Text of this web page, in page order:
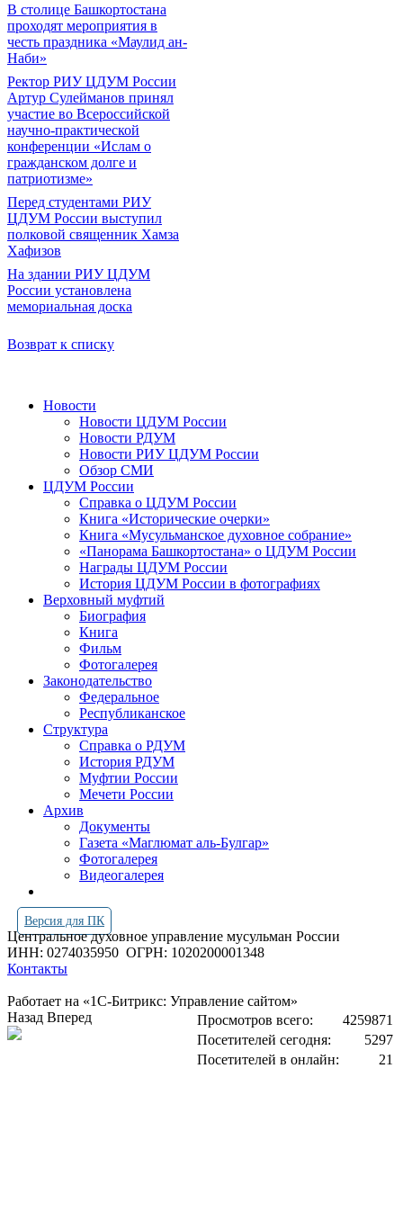
В столице Башкортостана
проходят мероприятия в
честь праздника «Маулид ан-
Наби»
Ректор РИУ ЦДУМ России
Артур Сулейманов принял
участие во Всероссийской
научно-практической
конференции «Ислам о
гражданском долге и
патриотизме»
Перед студентами РИУ
ЦДУМ России выступил
полковой священник Хамза
Хафизов
На здании РИУ ЦДУМ
России установлена
мемориальная доска
Возврат к списку
Новости
Новости ЦДУМ России
Новости РДУМ
Новости РИУ ЦДУМ России
Обзор СМИ
ЦДУМ России
Справка о ЦДУМ России
Книга «Исторические очерки»
Книга «Мусульманское духовное собрание»
«Панорама Башкортостана» о ЦДУМ России
Награды ЦДУМ России
История ЦДУМ России в фотографиях
Верховный муфтий
Биография
Книга
Фильм
Фотогалерея
Законодательство
Федеральное
Республиканское
Структура
Справка о РДУМ
История РДУМ
Муфтии России
Мечети России
Архив
Документы
Газета «Маглюмат аль-Булгар»
Фотогалерея
Видеогалерея
Версия для ПК
Центральное духовное управление мусульман России
ИНН: 0274035950 ОГРН: 1020200001348
Контакты
Работает на «1С-Битрикс: Управление сайтом»
Просмотров всего:
4259871
Посетителей сегодня:
5297
Посетителей в онлайн:
21
Назад Вперед